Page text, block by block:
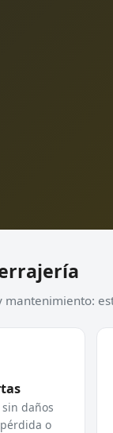
mantenimiento:
daños
o